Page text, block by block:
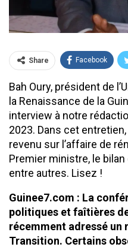
Share Facebook
Bah Oury, président de
la Renaissance de la
interview à notre
2023. Dans cet
revenu sur l’affaire de
Premier ministre, le bilan
entre autres. Lisez !
Guinee7.com : La
politiques et faîtières
récemment adressé un
Transition. Certains